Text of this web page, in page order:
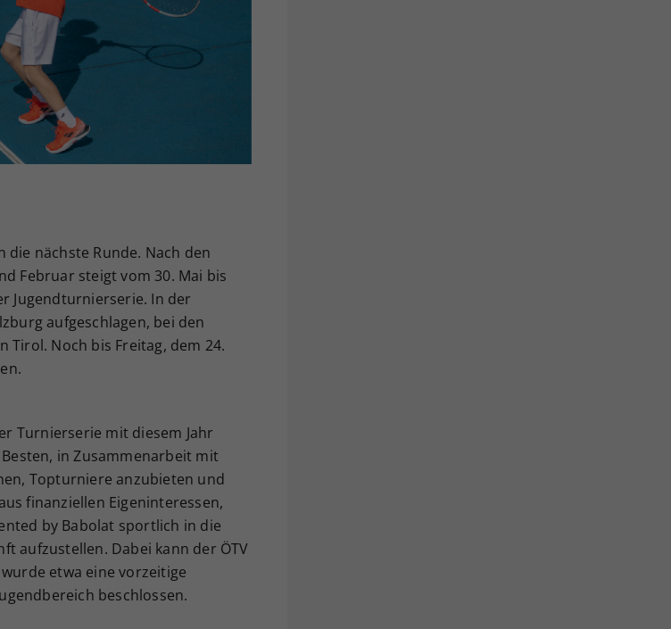
nächste Runde. Nach den
Februar steigt vom 30. Mai bis
Jugendturnierserie. In der
aufgeschlagen, bei den
Tirol. Noch bis Freitag, dem 24.
Turnierserie mit diesem Jahr
in Zusammenarbeit mit
Topturniere anzubieten und
finanziellen Eigeninteressen,
by Babolat sportlich in die
aufzustellen. Dabei kann der ÖTV
etwa eine vorzeitige
beschlossen.
vorgenommen Einstellungen, falls der
Betreiber dies eingestellt hat.